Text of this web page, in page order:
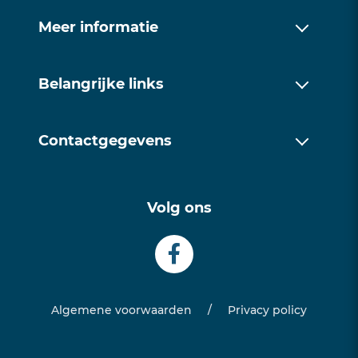
Meer informatie
Belangrijke links
Contactgegevens
info@examentrainingfriesland.com
Volg ons
Algemene voorwaarden / Privacy policy